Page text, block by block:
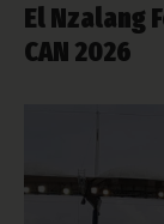
El Nzalang
CAN 2026